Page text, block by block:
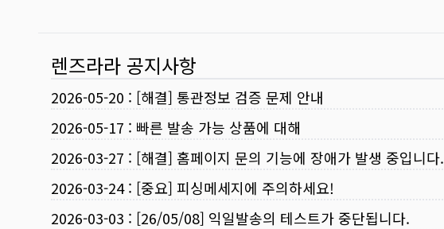
렌즈라라 공지사항
2026-05-20 : [해결] 통관정보 검증 문제 안내
2026-05-17 : 빠른 발송 가능 상품에 대해
2026-03-27 : [해결] 홈페이지 문의 기능에 장애가 발생 중입니다.
2026-03-24: [중요] 피싱메세지에 주의하세요!
2026-03-03 : [26/05/08] 익일발송의 테스트가 중단됩니다.